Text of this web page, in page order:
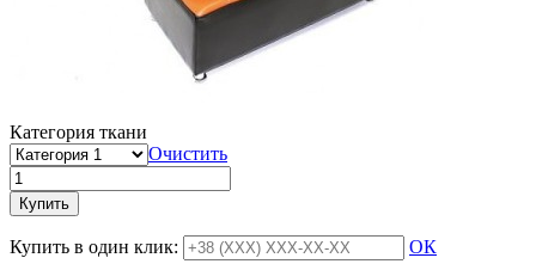
Категория ткани
Очистить
Купить
Купить в один клик: ОК